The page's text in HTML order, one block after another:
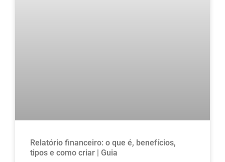
Relatório financeiro: o que é, benefícios,
tipos e como criar | Guia